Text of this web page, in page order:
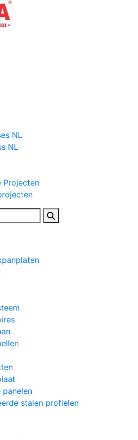
NL
NL
Projecten
panelen
stalen profielen